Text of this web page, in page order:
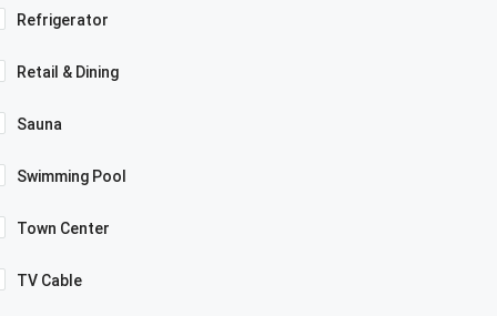
Refrigerator
Retail & Dining
Sauna
Swimming Pool
Town Center
TV Cable